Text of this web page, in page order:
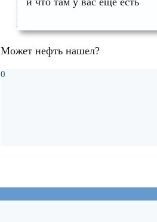
Может нефть нашел?
0